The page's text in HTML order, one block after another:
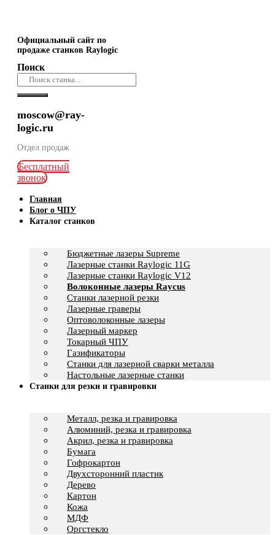
Официальный сайт по
продаже станков Raylogic
Поиск
moscow@ray-
logic.ru
Отдел продаж
Бесплатный
звонок
Главная
Блог о ЧПУ
Каталог станков
Бюджетные лазеры Supreme
Лазерные станки Raylogic 11G
Лазерные станки Raylogic V12
Волоконные лазеры Raycus
Станки лазерной резки
Лазерные граверы
Оптоволоконные лазеры
Лазерный маркер
Токарный ЧПУ
Газификаторы
Cтанки для лазерной сварки металла
Настольные лазерные станки
Станки для резки и гравировки
Металл, резка и гравировка
Алюминий, резка и гравировка
Акрил, резка и гравировка
Бумага
Гофрокартон
Двухсторонний пластик
Дерево
Картон
Кожа
МДФ
Оргстекло